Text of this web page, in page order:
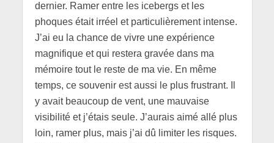
dernier. Ramer entre les icebergs et les
phoques était irréel et particulièrement intense.
J’ai eu la chance de vivre une expérience
magnifique et qui restera gravée dans ma
mémoire tout le reste de ma vie. En même
temps, ce souvenir est aussi le plus frustrant. Il
y avait beaucoup de vent, une mauvaise
visibilité et j’étais seule. J’aurais aimé allé plus
loin, ramer plus, mais j’ai dû limiter les risques.